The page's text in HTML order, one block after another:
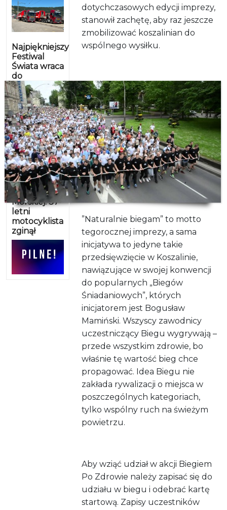
Najpiękniejszy
Festiwal
Świata wraca
do
Czaplinka.
Pol’and’Rock
Festival
2026
Śmiertelny
wypadek na
ulicy
Morskiej. 37-
letni
motocyklista
zginął
dotychczasowych edycji imprezy,
stanowił zachętę, aby raz jeszcze
zmobilizować koszalinian do
wspólnego wysiłku.
”Naturalnie biegam” to motto
tegorocznej imprezy, a sama
inicjatywa to jedyne takie
przedsięwzięcie w Koszalinie,
nawiązujące w swojej konwencji
do popularnych „Biegów
Śniadaniowych”, których
inicjatorem jest Bogusław
Mamiński. Wszyscy zawodnicy
uczestniczący Biegu wygrywają –
przede wszystkim zdrowie, bo
właśnie tę wartość bieg chce
propagować. Idea Biegu nie
zakłada rywalizacji o miejsca w
poszczególnych kategoriach,
tylko wspólny ruch na świeżym
powietrzu.
Aby wziąć udział w akcji Biegiem
Po Zdrowie należy zapisać się do
udziału w biegu i odebrać kartę
startową. Zapisy uczestników